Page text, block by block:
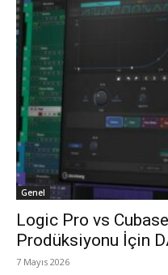
Genel
Logic Pro vs
Prodüksiyonu İçin
7 Mayıs 2026